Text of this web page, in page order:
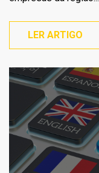
LER ARTIGO